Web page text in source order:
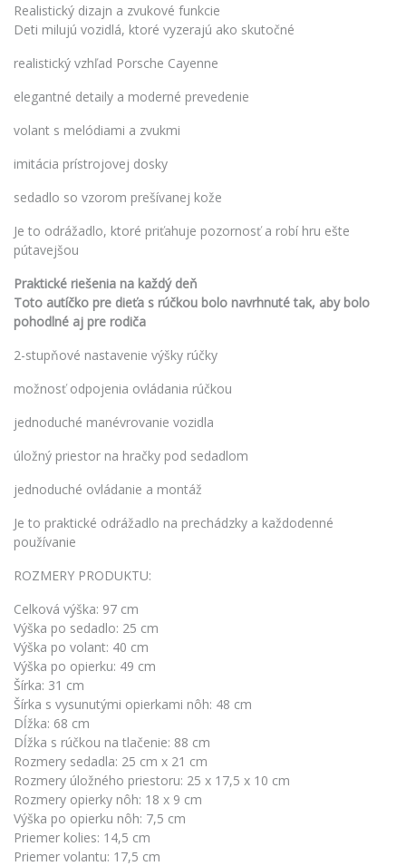
Realistický dizajn a zvukové funkcie
Deti milujú vozidlá, ktoré vyzerajú ako skutočné
realistický vzhľad Porsche Cayenne
elegantné detaily a moderné prevedenie
volant s melódiami a zvukmi
imitácia prístrojovej dosky
sedadlo so vzorom prešívanej kože
Je to odrážadlo, ktoré priťahuje pozornosť a robí hru ešte
pútavejšou
Praktické riešenia na každý deň
Toto autíčko pre dieťa s rúčkou bolo navrhnuté tak, aby bolo
pohodlné aj pre rodiča
2-stupňové nastavenie výšky rúčky
možnosť odpojenia ovládania rúčkou
jednoduché manévrovanie vozidla
úložný priestor na hračky pod sedadlom
jednoduché ovládanie a montáž
Je to praktické odrážadlo na prechádzky a každodenné
používanie
ROZMERY PRODUKTU:
Celková výška: 97 cm
Výška po sedadlo: 25 cm
Výška po volant: 40 cm
Výška po opierku: 49 cm
Šírka: 31 cm
Šírka s vysunutými opierkami nôh: 48 cm
Dĺžka: 68 cm
Dĺžka s rúčkou na tlačenie: 88 cm
Rozmery sedadla: 25 cm x 21 cm
Rozmery úložného priestoru: 25 x 17,5 x 10 cm
Rozmery opierky nôh: 18 x 9 cm
Výška po opierku nôh: 7,5 cm
Priemer kolies: 14,5 cm
Priemer volantu: 17,5 cm